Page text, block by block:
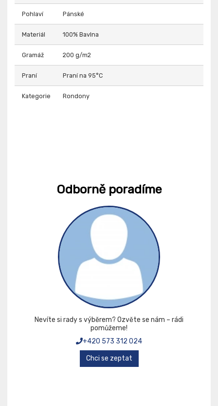
Pohlaví Pánské
Materiál 100% Bavlna
Gramáž 200 g/m2
Praní Praní na 95°C
Kategorie Rondony
Odborně poradíme
Nevíte si rady s výběrem? Ozvěte se nám – rádi
pomůžeme!
+420 573 312 024
Chci se zeptat